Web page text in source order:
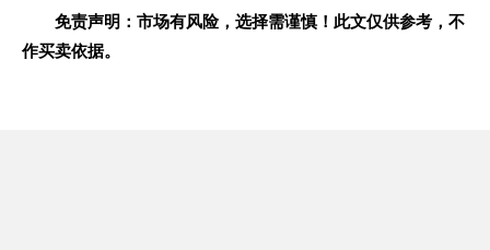
免责声明：市场有风险，选择需谨慎！此文仅供参考，不
作买卖依据。